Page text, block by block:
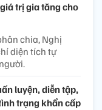
trị gia tăng cho
chia, Nghị
diện tích tự
luyện, diễn tập,
trạng khẩn cấp